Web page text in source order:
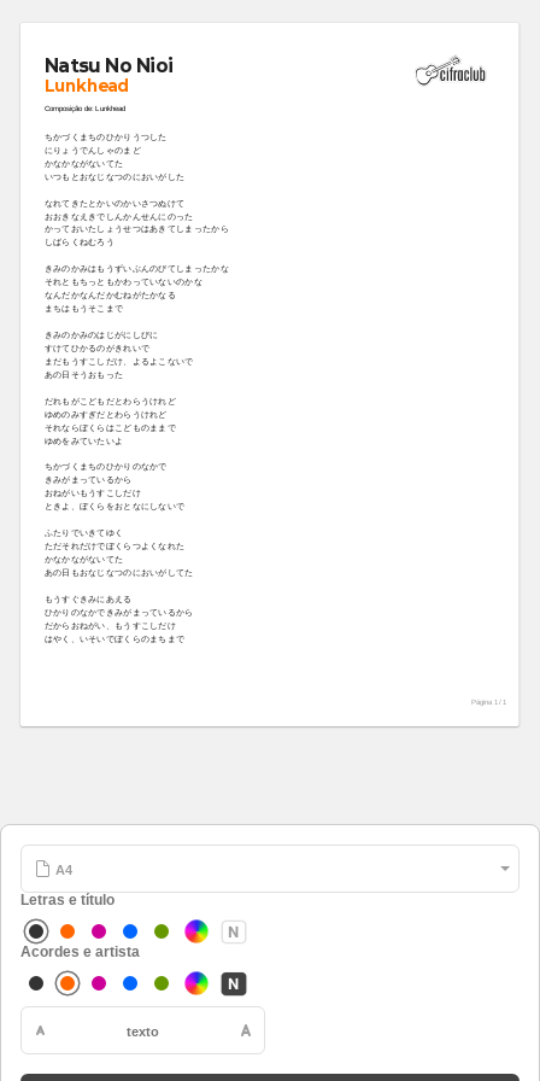
Natsu No Nioi
Lunkhead
Composição de: Lunkhead
ちかづくまちのひかりうつした
にりょうでんしゃのまど
かなかながないてた
いつもとおなじなつのにおいがした
なれてきたとかいのかいさつぬけて
おおきなえきでしんかんせんにのった
かっておいたしょうせつはあきてしまったから
しばらくねむろう
きみのかみはもうずいぶんのびてしまったかな
それともちっともかわっていないのかな
なんだかなんだかむねがたかなる
まちはもうそこまで
きみのかみのはじがにしびに
すけてひかるのがきれいで
まだもうすこしだけ、よるよこないで
あの日そうおもった
だれもがこどもだとわらうけれど
ゆめのみすぎだとわらうけれど
それならぼくらはこどものままで
ゆめをみていたいよ
ちかづくまちのひかりのなかで
きみがまっているから
おねがいもうすこしだけ
ときよ、ぼくらをおとなにしないで
ふたりでいきてゆく
ただそれだけでぼくらつよくなれた
かなかながないてた
あの日もおなじなつのにおいがしてた
もうすぐきみにあえる
ひかりのなかできみがまっているから
だからおねがい、もうすこしだけ
はやく、いそいでぼくらのまちまで
Página 1 / 1
Letras e título
Acordes e artista
texto